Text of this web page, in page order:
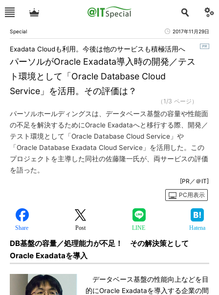
Special 2017年11月29日
パーソルがOracle Exadata導入時の開発／テス
ト環境として「Oracle Database Cloud
Service」を活用。その評価は？
Exadata Cloudも利用。今後は他のサービスも積極活用へ
（1/3 ページ）
パーソルホールディングスは、データベース基盤の容量や性能面
の不足を解決するためにOracle Exadataへと移行する際、開発／
テスト環境として「Oracle Database Cloud Service」や
「Oracle Database Exadata Cloud Service」を活用した。この
プロジェクトを主導した同社の佐藤隆一氏が、両サービスの評価
を語った。
[PR／＠IT]
PC用表示
Share Post LINE Hatena
DB基盤の容量／処理能力が不足！ その解決策として
Oracle Exadataを導入
データベース基盤の性能向上などを目
的にOracle Exadataを導入する企業の間